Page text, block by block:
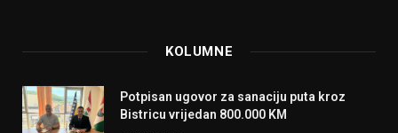
KOLUMNE
Potpisan ugovor za sanaciju puta kroz
Bistricu vrijedan 800.000 KM